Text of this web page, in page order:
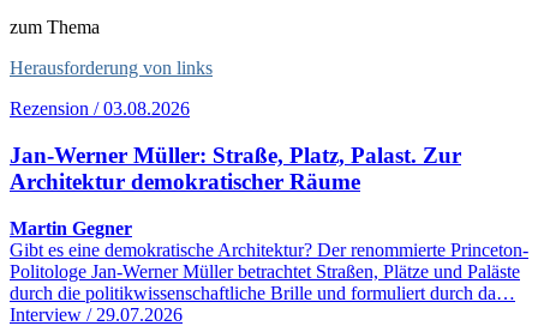
zum Thema
Herausforderung von links
Rezension / 03.08.2026
Jan-Werner Müller: Straße, Platz, Palast. Zur
Architektur demokratischer Räume
Martin Gegner
Gibt es eine demokratische Architektur? Der renommierte Princeton-
Politologe Jan-Werner Müller betrachtet Straßen, Plätze und Paläste
durch die politikwissenschaftliche Brille und formuliert durch da…
Interview / 29.07.2026